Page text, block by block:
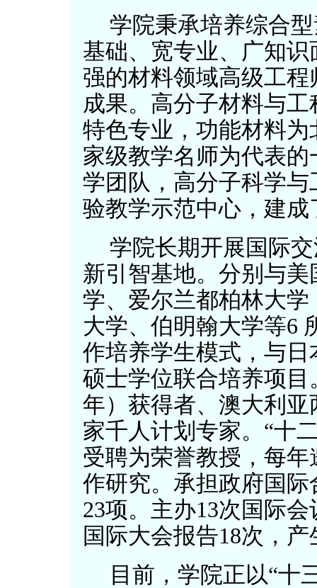
学院秉承培养综合
基础、宽专业、广知
强的材料领域高级工
成果。高分子材料与
特色专业，功能材料
家级教学名师为代表
学团队，高分子科学
验教学示范中心，建
学院长期开展国际
新引智基地。分别与
学、爱尔兰都柏林大
大学、伯明翰大学等6
作培养学生模式，与
硕士学位联合培养项目
年）获得者、澳大利亚
家千人计划专家。“十
受聘为荣誉教授，每
作研究。承担政府国
23项。主办13次国际
国际大会报告18次，
目前，学院正以“十